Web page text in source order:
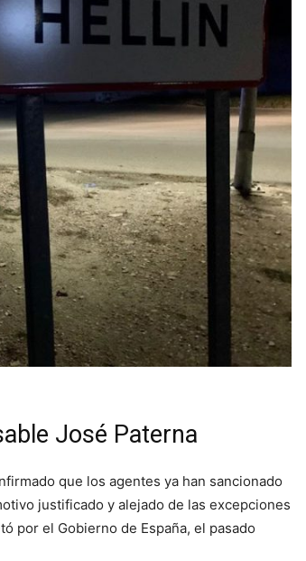
José Paterna
que los agentes ya han sancionado
justificado y alejado de las excepciones
por el Gobierno de España, el pasado